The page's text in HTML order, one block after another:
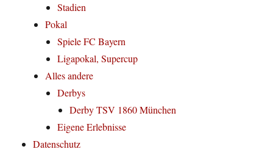
Stadien
Pokal
Spiele FC Bayern
Ligapokal, Supercup
Alles andere
Derbys
Derby TSV 1860 München
Eigene Erlebnisse
Datenschutz